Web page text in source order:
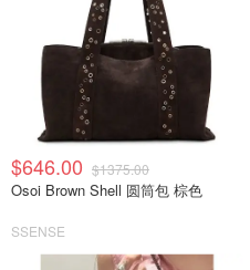
$646.00 $1375.00
Osoi Brown Shell 圆筒包 棕色
SSENSE